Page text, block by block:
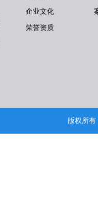
企业文化
荣誉资质
版权所